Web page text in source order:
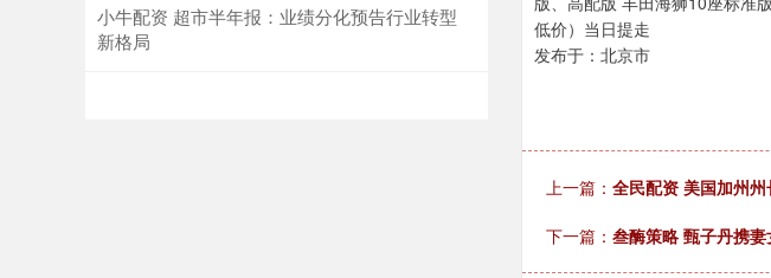
低价）当日提走
发布于：北京市
上一篇： 全民配资 美国加州
下一篇： 叁酶策略 甄子丹携
小牛配资 超市半年报：业绩分化预告行业转型
新格局